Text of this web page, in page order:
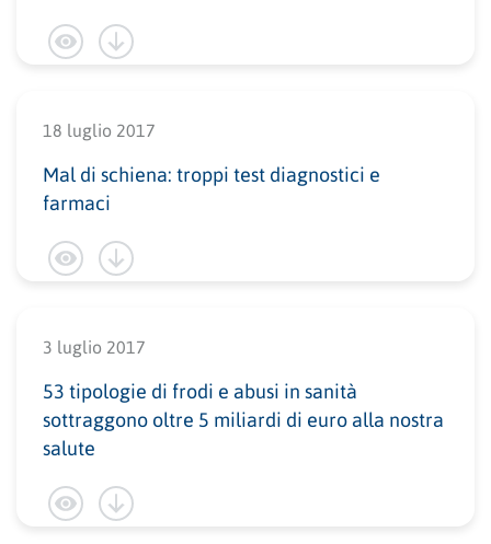
18 luglio 2017
Mal di schiena: troppi test diagnostici e
farmaci
3 luglio 2017
53 tipologie di frodi e abusi in sanità
sottraggono oltre 5 miliardi di euro alla nostra
salute